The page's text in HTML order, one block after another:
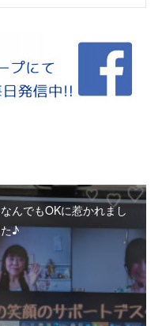
なんでもOKに惹かれまし
た♪